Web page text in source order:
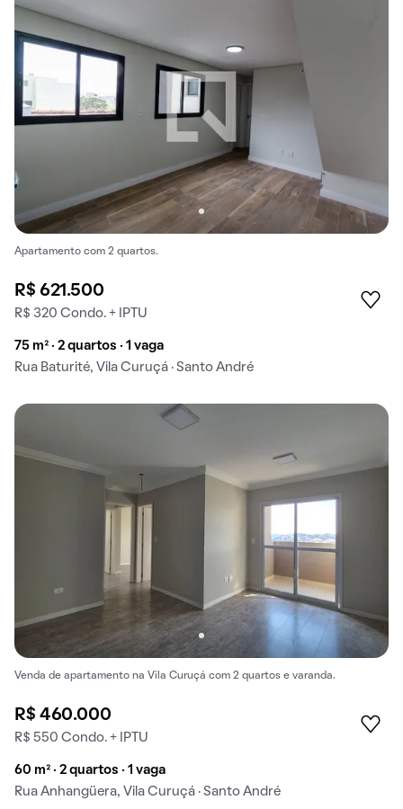
Apartamento com 2 quartos.
R$ 621.500
R$ 320 Condo. + IPTU
75 m² · 2 quartos · 1 vaga
Rua Baturité, Vila Curuçá · Santo André
Venda de apartamento na Vila Curuçá com 2 quartos e varanda.
R$ 460.000
R$ 550 Condo. + IPTU
60 m² · 2 quartos · 1 vaga
Rua Anhangüera, Vila Curuçá · Santo André